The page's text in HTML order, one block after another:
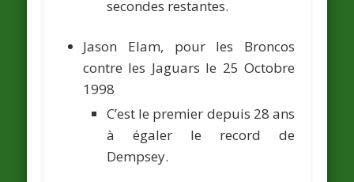
secondes restantes.
Jason Elam, pour les Broncos
contre les Jaguars le 25 Octobre
1998
C’est le premier depuis 28 ans
à égaler le record de
Dempsey.